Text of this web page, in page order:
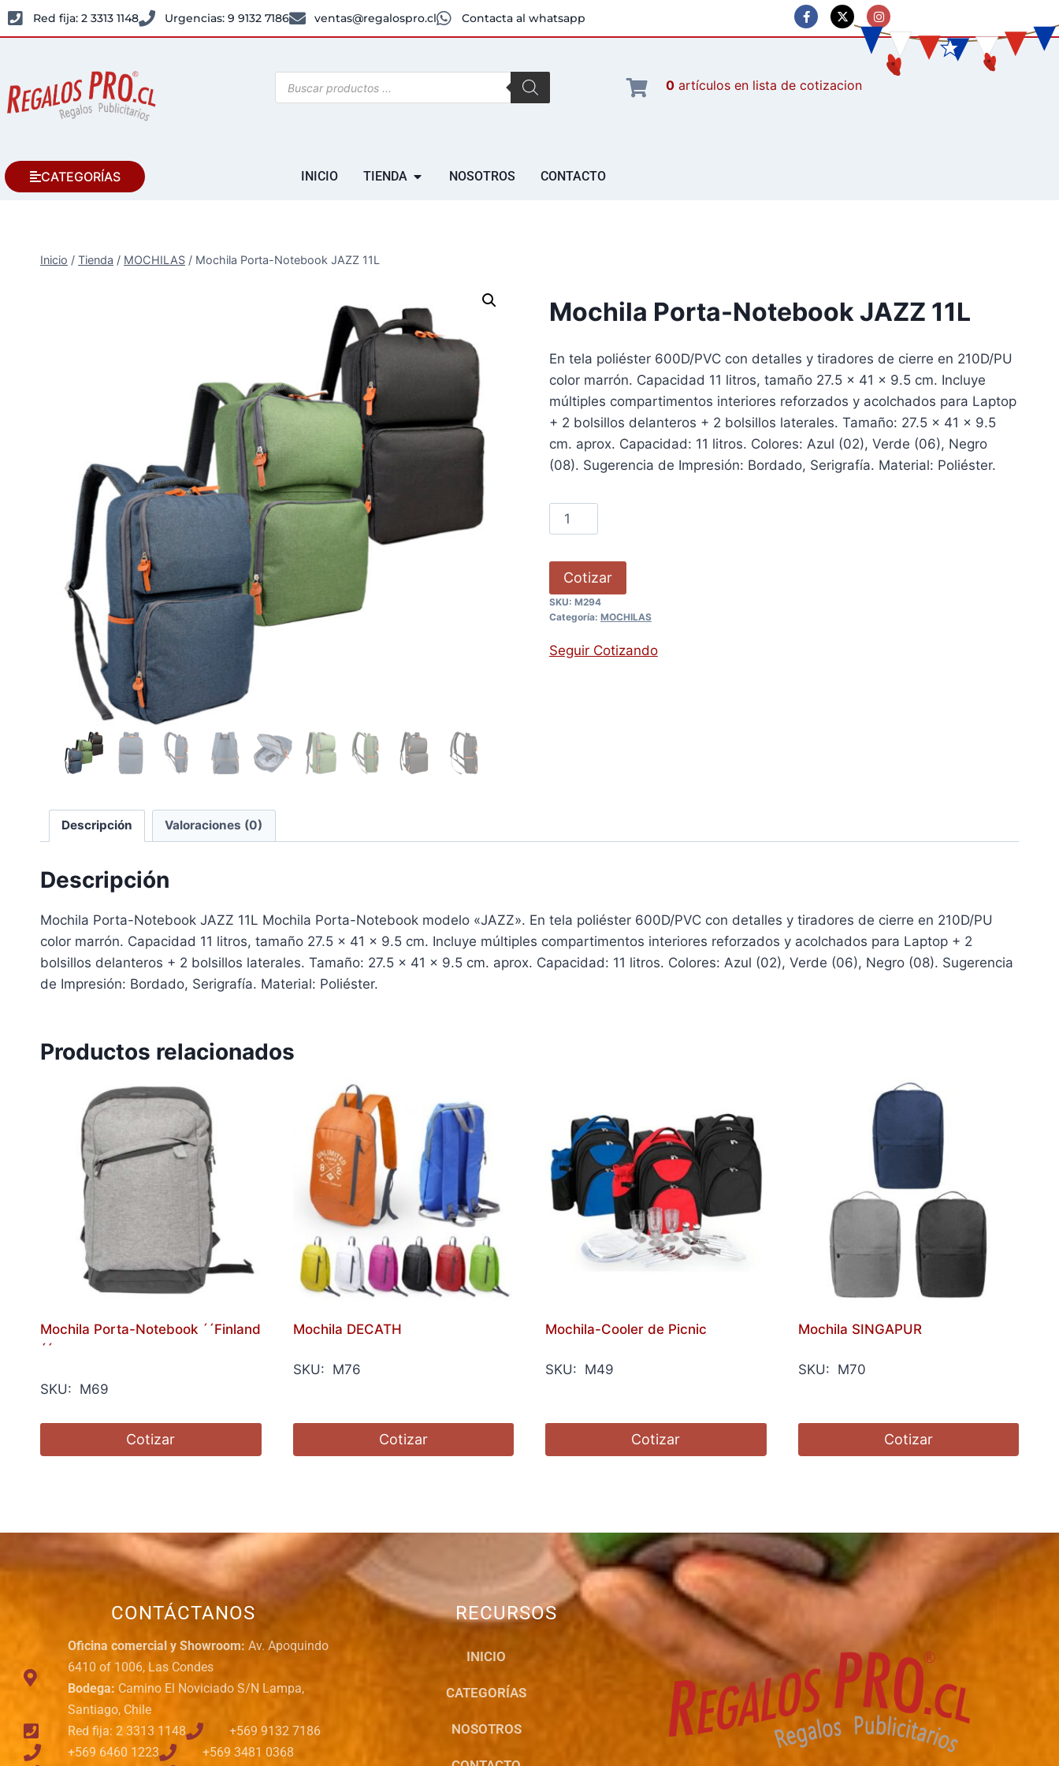
Red fija: 2 3313 1148 Urgencias: 9 9132 7186 ventas@regalospro.cl Contacta al whatsapp
0 artículos
CATEGORÍAS INICIO TIENDA NOSOTROS CONTACTO
Inicio / Tienda / MOCHILAS / Mochila Porta-Notebook JAZZ 11L
Mochila Porta-Notebook JAZZ 11L
En tela poliéster 600D/PVC con detalles y tiradores de cierre en 210D/PU
color marrón. Capacidad 11 litros, tamaño 27.5 x 41 x 9.5 cm. Incluye
múltiples compartimentos interiores reforzados y acolchados para Laptop
+ 2 bolsillos delanteros + 2 bolsillos laterales. Tamaño: 27.5 x 41 x 9.5
cm. aprox. Capacidad: 11 litros. Colores: Azul (02), Verde (06), Negro
(08). Sugerencia de Impresión: Bordado, Serigrafía. Material: Poliéster.
Cotizar
SKU: M294
Categoría: MOCHILAS
Seguir Cotizando
Descripción Valoraciones (0)
Descripción
Mochila Porta-Notebook JAZZ 11L Mochila Porta-Notebook modelo «JAZZ». En tela poliéster 600D/PVC con detalles y tiradores de cierre en 210D/PU
color marrón. Capacidad 11 litros, tamaño 27.5 x 41 x 9.5 cm. Incluye múltiples compartimentos interiores reforzados y acolchados para Laptop + 2
bolsillos delanteros + 2 bolsillos laterales. Tamaño: 27.5 x 41 x 9.5 cm. aprox. Capacidad: 11 litros. Colores: Azul (02), Verde (06), Negro (08). Sugerencia
de Impresión: Bordado, Serigrafía. Material: Poliéster.
Productos relacionados
Mochila Porta-Notebook ´´Finland
´´
SKU: M69
Cotizar
Mochila DECATH
SKU: M76
Cotizar
Mochila-Cooler de Picnic
SKU: M49
Cotizar
Mochila SINGAPUR
SKU: M70
Cotizar
CONTÁCTANOS
Oficina comercial y Showroom: Av. Apoquindo
6410 of 1006, Las Condes
Bodega: Camino El Noviciado S/N Lampa,
Santiago, Chile
Red fija: 2 3313 1148
+569 9132 7186
+569 6460 1223
+569 3481 0368
RECURSOS
INICIO
CATEGORÍAS
NOSOTROS